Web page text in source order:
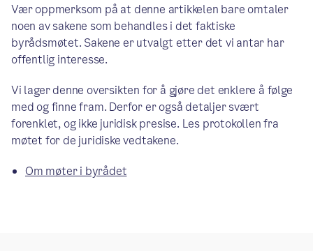
Vær oppmerksom på at denne artikkelen bare omtaler
noen av sakene som behandles i det faktiske
byrådsmøtet. Sakene er utvalgt etter det vi antar har
offentlig interesse.
Vi lager denne oversikten for å gjøre det enklere å følge
med og finne fram. Derfor er også detaljer svært
forenklet, og ikke juridisk presise. Les protokollen fra
møtet for de juridiske vedtakene.
Om møter i byrådet